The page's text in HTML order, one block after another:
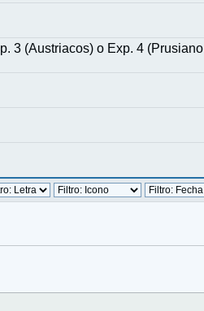
3 (Austriacos) o Exp. 4 (Prusiano